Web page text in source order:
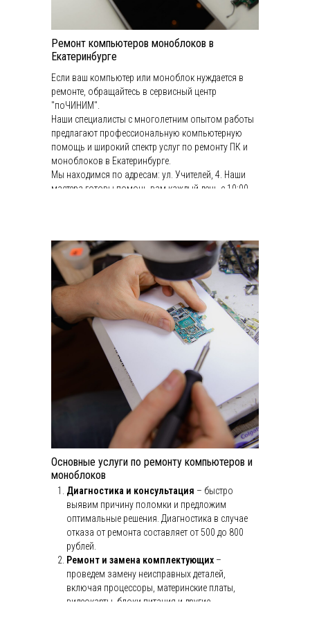
Диагностика и консультация – быстро
выявим причину поломки и предложим
оптимальные решения. Диагностика в случае
отказа от ремонта составляет от 500 до 800
рублей.
Ремонт и замена комплектующих –
проведем замену неисправных деталей,
включая процессоры, материнские платы,
видеокарты, блоки питания и другие
Основные услуги по ремонту компьютеров и
моноблоков
Если ваш компьютер или моноблок нуждается в
ремонте, обращайтесь в сервисный центр
"поЧИНИМ".
Наши специалисты с многолетним опытом работы
предлагают профессиональную компьютерную
помощь и широкий спектр услуг по ремонту ПК и
моноблоков в Екатеринбурге.
Мы находимся по адресам: ул. Учителей, 4. Наши
мастера готовы помочь вам каждый день с 10:00
Ремонт компьютеров моноблоков в
Екатеринбурге
Вся представленная на сайте информация,
СЕРВИСНЫЙ ЦЕНТР
ИНН 502238235920
ОГРН 315665800048269
г. Екатеринбург, ул. Учителей, 4
pochinim-ekb@yandex.ru
+79521366667
© Сервисный центр "ПОЧИНИМ" 2010-2025
Способы оплаты:
Оплата картами
Онлайн перевод
Оплата по счету для юр. лиц
Политика конфиденциальности